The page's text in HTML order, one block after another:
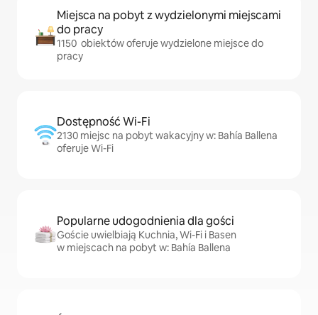
Miejsca na pobyt z wydzielonymi miejscami
do pracy
1150 obiektów oferuje wydzielone miejsce do
pracy
Dostępność Wi-Fi
2130 miejsc na pobyt wakacyjny w: Bahía Ballena
oferuje Wi-Fi
Popularne udogodnienia dla gości
Goście uwielbiają Kuchnia, Wi-Fi i Basen
w miejscach na pobyt w: Bahía Ballena